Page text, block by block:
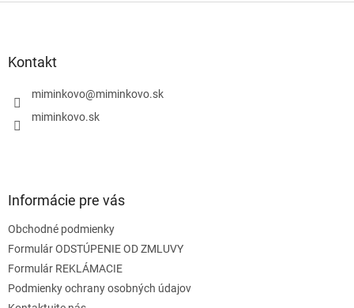
l
s
Kontakt
miminkovo@miminkovo.sk
miminkovo.sk
Informácie pre vás
Obchodné podmienky
Formulár ODSTÚPENIE OD ZMLUVY
Formulár REKLÁMACIE
Podmienky ochrany osobných údajov